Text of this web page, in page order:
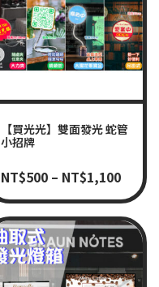
【買光光】雙面發光 蛇管
小招牌
NT$500 – NT$1,100